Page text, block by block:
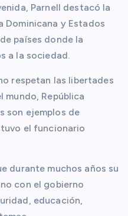
Parnell destacó la
Dominicana y Estados
países donde la
a la sociedad.
respetan las libertades
mundo, República
son ejemplos de
el funcionario
durante muchos años su
con el gobierno
educación,